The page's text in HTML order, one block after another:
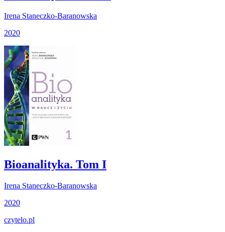
Irena Staneczko-Baranowska
2020
Bioanalityka. Tom I
Irena Staneczko-Baranowska
2020
czytelo.pl